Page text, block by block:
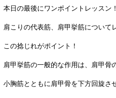
本日の最後にワンポイントレッスン！
肩こりの代表筋、肩甲挙筋について
この捻じれがポイント！
肩甲挙筋の一般的な作用は、肩甲骨
小胸筋とともに肩甲骨を下方回旋さ